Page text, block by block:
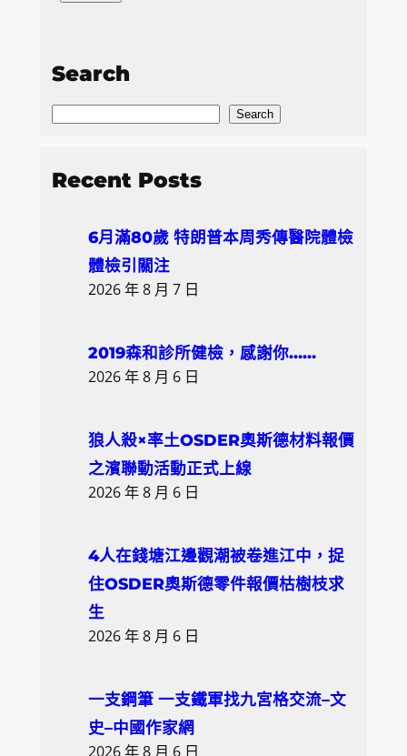
Search
S
a
Search
Recent Posts
6月滿80歲 特朗普本周秀傳醫院體檢
體檢引關注
2026 年 8 月 7 日
2019森和診所健檢，感謝你……
2026 年 8 月 6 日
狼人殺×率土OSDER奧斯德材料報價
之濱聯動活動正式上線
2026 年 8 月 6 日
4人在錢塘江邊觀潮被卷進江中，捉
住OSDER奧斯德零件報價枯樹枝求
生
2026 年 8 月 6 日
一支鋼筆 一支鐵軍找九宮格交流–文
史–中國作家網
2026 年 8 月 6 日